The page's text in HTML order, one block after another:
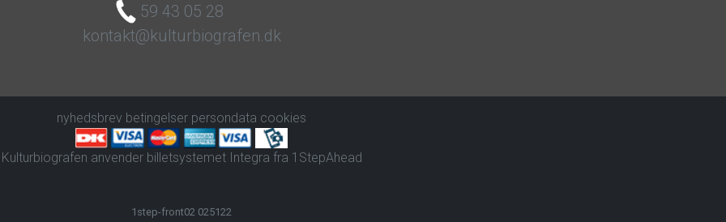
59 43 05 28
kontakt@kulturbiografen.dk
nyhedsbrev betingelser persondata cookies
Kulturbiografen anvender billetsystemet Integra fra 1StepAhead
1step-front02 025122